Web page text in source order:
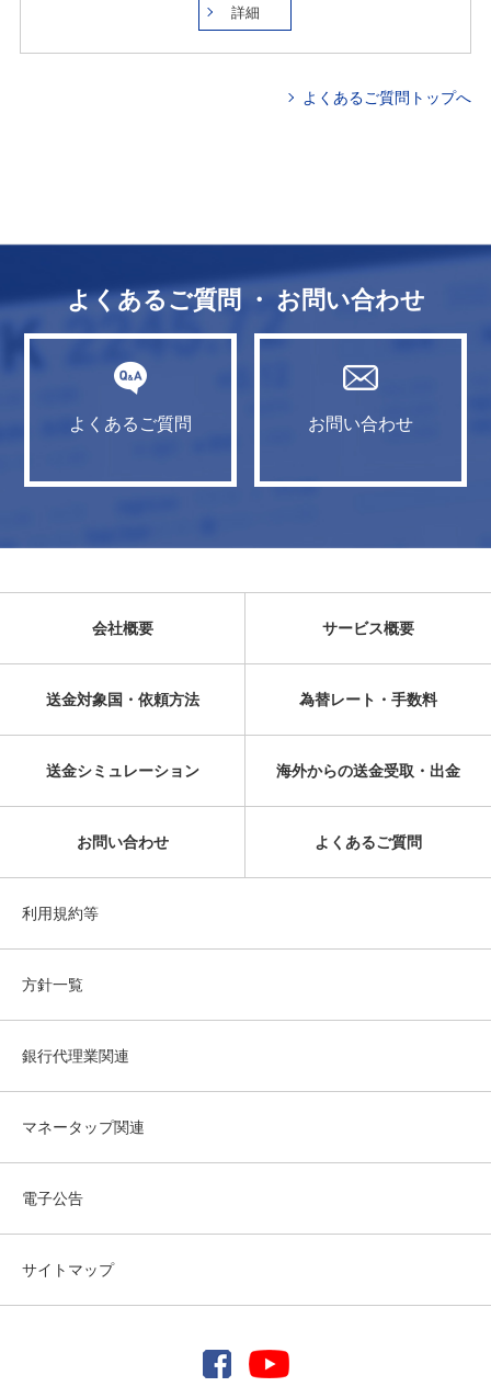
詳細
よくあるご質問トップへ
よくあるご質問 ・ お問い合わせ
よくあるご質問 お問い合わせ
会社概要 サービス概要
送金対象国・依頼方法 為替レート・手数料
送金シミュレーション 海外からの送金受取・出金
お問い合わせ よくあるご質問
利用規約等
方針一覧
銀行代理業関連
マネータップ関連
電子公告
サイトマップ